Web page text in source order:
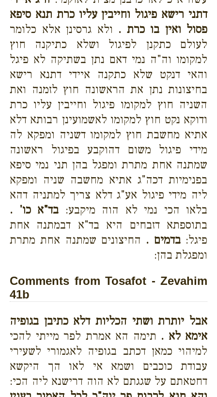
דתני רישא פיגול וחייבין עליו כרת תנא סיפא
פסול ואין בו כרת . ולא גרסינן אלא כלומר
לעולם כתקנן לפיגול ושלא כתיקנה חוץ
למקומו וה"ה נמי דאם נתן בשתיקה לא פיגל
והאי דנקט שלא כתקנה איידי דתנא רישא
בחיצונות נתן את הראשונה חוץ לזמנה ואת
השניה חוץ למקומו פיגול וחייבין עליו כרת
ודוקא נקט חוץ למקומו לאשמועינן רבותא דלא
אתיא מחשבת חוץ למקומו דשניה ומפקא לה
מידי פיגול משום דהוקבע בפיגול ראשונה
שמתנה אחת מתרת ומפגל בהן תני נמי סיפא
בפנימיות דכה"ג אתיא מחשבה שניה ומפקא
ליה מידי פיגול אע"ג דלא צריך למתניה דהא
בלאו הכי נמי לא הוה מיקבע: בד"א כו' .
בתוספתא דזבחים היא בד"א דבמתנה אחת
פיגל:בדמים . החיצונים שמתנה אחת מתרת
ומפגלת בהן:
Comments from Tosafot - Zevahim
41b
אבל יותרת ושתי הכליות דלא כתיבן בגופיה
אימא לא . תימה הא אמרת לפר מייתי להכי
למיהוי כמאן דכתב בגופיה לאגמורי לשעירי
עבודת כוכבים ושמא אי לאו הך היקשא
דחטאתם על שגגתם לא הוה דרישנא ליה הכי: